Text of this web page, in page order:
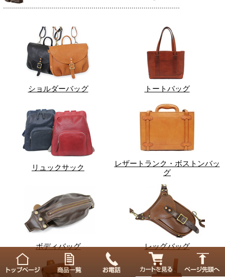
ショルダーバッグ トートバッグ
リュックサック
レザートランク・ボストンバッ
グ
ボディバッグ レッグバッグ